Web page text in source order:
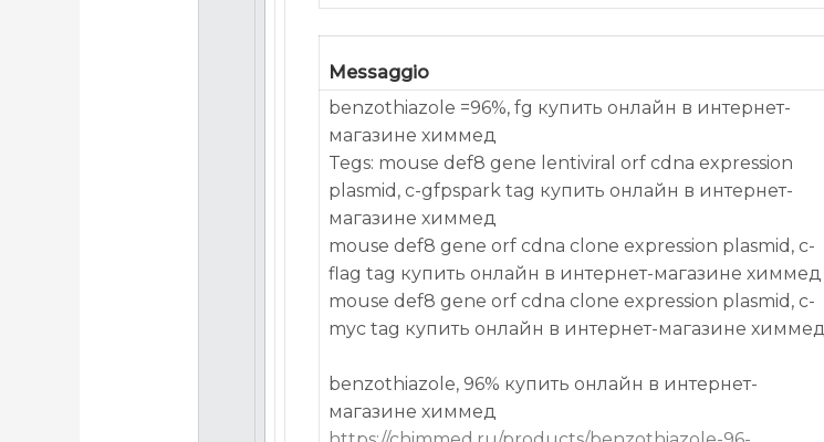
Messaggio
benzothiazole =96%, fg купить онлайн в интернет-
магазине химмед
Tegs: mouse def8 gene lentiviral orf cdna expression
plasmid, c-gfpspark tag купить онлайн в интернет-
магазине химмед
mouse def8 gene orf cdna clone expression plasmid, c-
flag tag купить онлайн в интернет-магазине химмед
mouse def8 gene orf cdna clone expression plasmid, c-
myc tag купить онлайн в интернет-магазине химмед
benzothiazole, 96% купить онлайн в интернет-
магазине химмед